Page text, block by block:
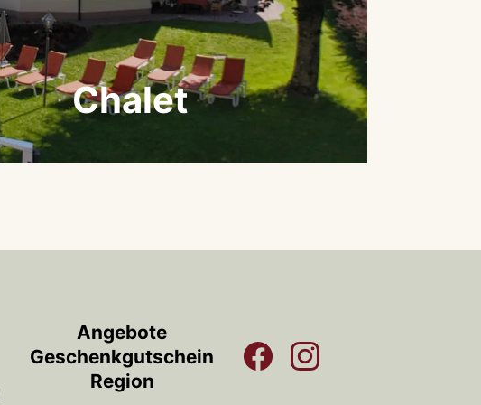
Chalet
Angebote
Geschenkgutschein
Region